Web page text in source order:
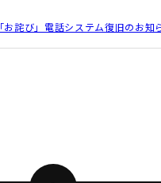
「お詫び」電話システム復旧のお知